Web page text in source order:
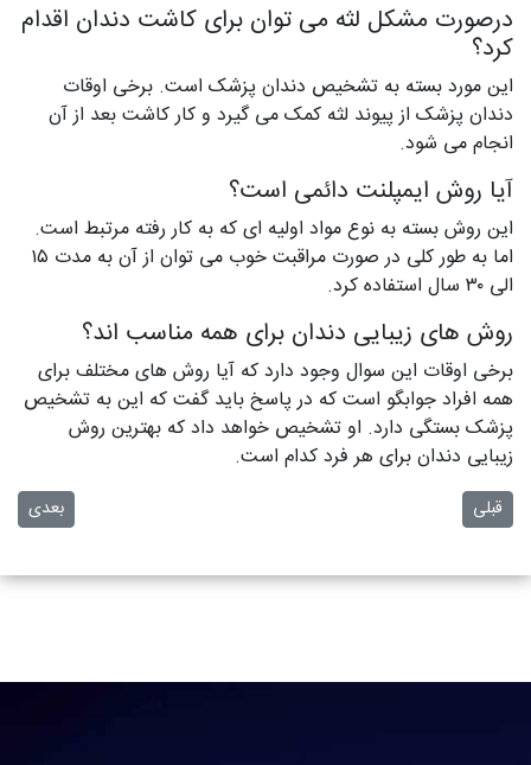
درصورت مشکل لثه می‌ توان برای کاشت دندان اقدام
کرد؟
این مورد بسته به تشخیص دندان پزشک است. برخی اوقات
دندان پزشک از پیوند لثه کمک می ‌گیرد و کار کاشت بعد از آن
انجام می ‌شود.
آیا روش ایمپلنت دائمی است؟
این روش بسته به نوع مواد اولیه‌‌ ای که به کار رفته مرتبط است.
اما به طور کلی در صورت مراقبت خوب می ‌توان از آن به مدت ۱۵
الی ۳۰ سال استفاده کرد.
روش ‌های زیبایی دندان برای همه مناسب ‌اند؟
برخی اوقات این سوال وجود دارد که آیا روش ‌های مختلف برای
همه افراد جوابگو است که در پاسخ باید گفت که این به تشخیص
پزشک بستگی دارد. او تشخیص خواهد داد که بهترین روش
زیبایی دندان برای هر فرد کدام است.
مطلب قبلی: جراحی دندان و هر آنچه باید درباره آن بدانید
قبلی مطلب
بعدی